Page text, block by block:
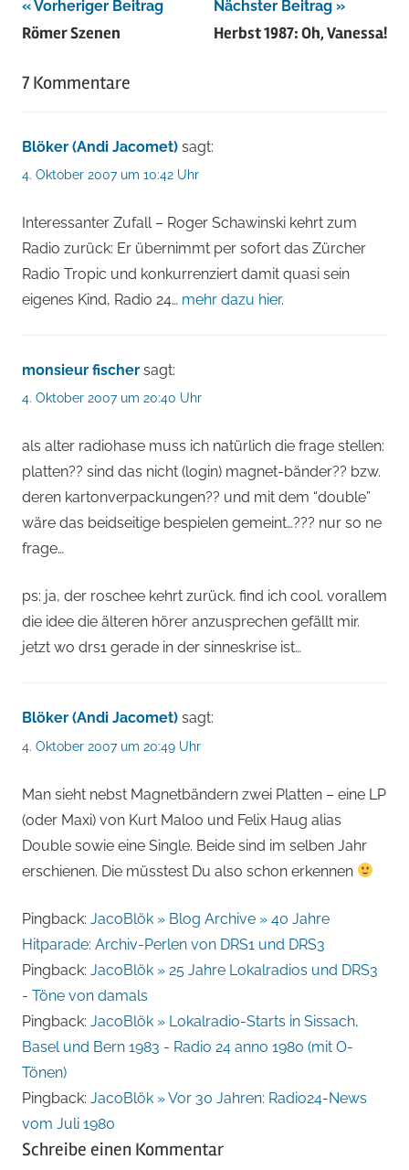
Beitragsnavigation
Vorheriger Beitrag
Römer Szenen
Nächster Beitrag
Herbst 1987: Oh, Vanessa!
7 Kommentare
Blöker (Andi Jacomet) sagt:
4. Oktober 2007 um 10:42 Uhr
Interessanter Zufall – Roger Schawinski kehrt zum
Radio zurück: Er übernimmt per sofort das Zürcher
Radio Tropic und konkurrenziert damit quasi sein
eigenes Kind, Radio 24… mehr dazu hier.
monsieur fischer sagt:
4. Oktober 2007 um 20:40 Uhr
als alter radiohase muss ich natürlich die frage stellen:
platten?? sind das nicht (login) magnet-bänder?? bzw.
deren kartonverpackungen?? und mit dem “double”
wäre das beidseitige bespielen gemeint…??? nur so ne
frage…
ps: ja, der roschee kehrt zurück. find ich cool. vorallem
die idee die älteren hörer anzusprechen gefällt mir.
jetzt wo drs1 gerade in der sinneskrise ist…
Blöker (Andi Jacomet) sagt:
4. Oktober 2007 um 20:49 Uhr
Man sieht nebst Magnetbändern zwei Platten – eine LP
(oder Maxi) von Kurt Maloo und Felix Haug alias
Double sowie eine Single. Beide sind im selben Jahr
erschienen. Die müsstest Du also schon erkennen
Pingback: JacoBlök » Blog Archive » 40 Jahre
Hitparade: Archiv-Perlen von DRS1 und DRS3
Pingback: JacoBlök » 25 Jahre Lokalradios und DRS3
- Töne von damals
Pingback: JacoBlök » Lokalradio-Starts in Sissach,
Basel und Bern 1983 - Radio 24 anno 1980 (mit O-
Tönen)
Pingback: JacoBlök » Vor 30 Jahren: Radio24-News
vom Juli 1980
Schreibe einen Kommentar